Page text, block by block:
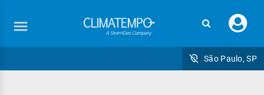
seu
São Paulo, SP